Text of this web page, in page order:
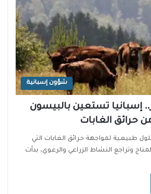
شؤون إسبانية
إسبانيا تستعين بالبيسون
حرائق الغابات
طبيعية لمواجهة حرائق الغابات التي
وتراجع النشاط الزراعي والرعوي، بدأت